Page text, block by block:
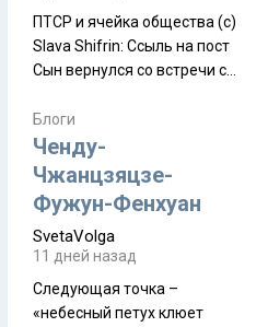
ПТСР и ячейка общества (с)
Slava Shifrin: Ссыль на пост
Сын вернулся со встречи с
уже, как демобилизовались,
а продолжают встречаться
почти каждую неделю) и с
порога сообщил: "Эйтан
разводится!" Эйтан -
мальчик из религиозной
семьи, из тех, кого называют
"вязаные кипы". С 2022-го
Блоги
Ченду-
Чжанцзяцзе-
Фужун-Фенхуан
SvetaVolga
11 дней назад
Следующая точка –
«небесный петух клюет